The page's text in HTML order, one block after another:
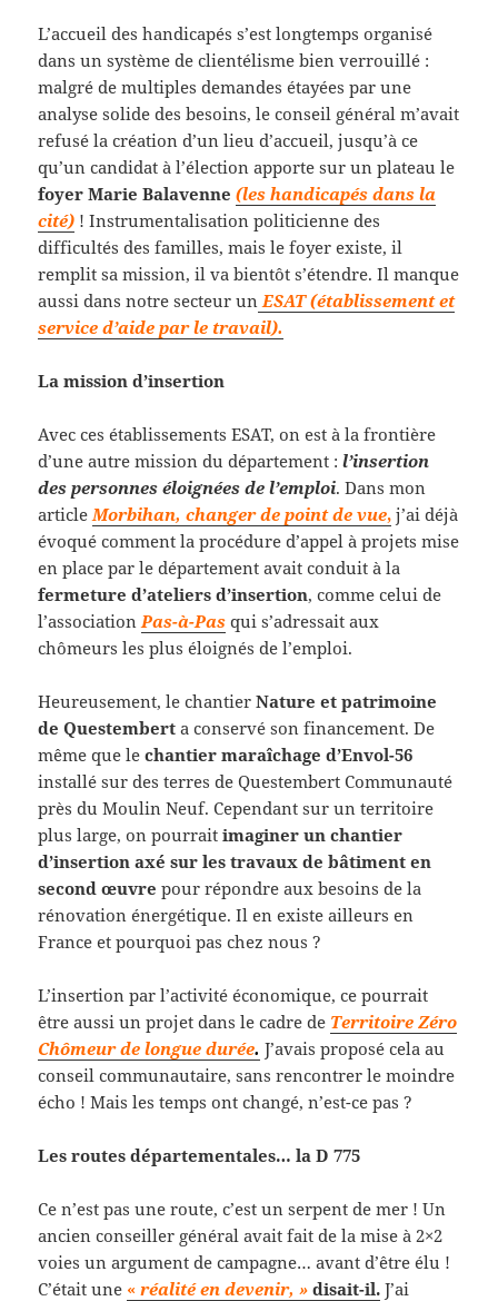
L’accueil des handicapés s’est longtemps organisé
dans un système de clientélisme bien verrouillé :
malgré de multiples demandes étayées par une
analyse solide des besoins, le conseil général m’avait
refusé la création d’un lieu d’accueil, jusqu’à ce
qu’un candidat à l’élection apporte sur un plateau le
foyer Marie Balavenne (les handicapés dans la
cité) ! Instrumentalisation politicienne des
difficultés des familles, mais le foyer existe, il
remplit sa mission, il va bientôt s’étendre. Il manque
aussi dans notre secteur un ESAT (établissement et
service d’aide par le travail).
La mission d’insertion
Avec ces établissements ESAT, on est à la frontière
d’une autre mission du département :l’insertion
des personnes éloignées de l’emploi. Dans mon
article Morbihan, changer de point de vue, j’ai déjà
évoqué comment la procédure d’appel à projets mise
en place par le département avait conduit à la
fermeture d’ateliers d’insertion, comme celui de
l’association Pas-à-Pas qui s’adressait aux
chômeurs les plus éloignés de l’emploi.
Heureusement, le chantierNature et patrimoine
de Questembert a conservé son financement. De
même que lechantier maraîchage d’Envol-56
installé sur des terres de Questembert Communauté
près du Moulin Neuf. Cependant sur un territoire
plus large, on pourraitimaginer un chantier
d’insertion axé sur les travaux de bâtiment en
second œuvre pour répondre aux besoins de la
rénovation énergétique. Il en existe ailleurs en
France et pourquoi pas chez nous ?
L’insertion par l’activité économique, ce pourrait
être aussi un projet dans le cadre de Territoire Zéro
Chômeur de longue durée. J’avais proposé cela au
conseil communautaire, sans rencontrer le moindre
écho ! Mais les temps ont changé, n’est-ce pas ?
Les routesdépartementales… la D 775
Ce n’est pas une route, c’est un serpent de mer ! Un
ancien conseiller général avait fait de la mise à 2×2
voies un argument de campagne… avant d’être élu !
C’était une «réalité en devenir, »disait-il. J’ai